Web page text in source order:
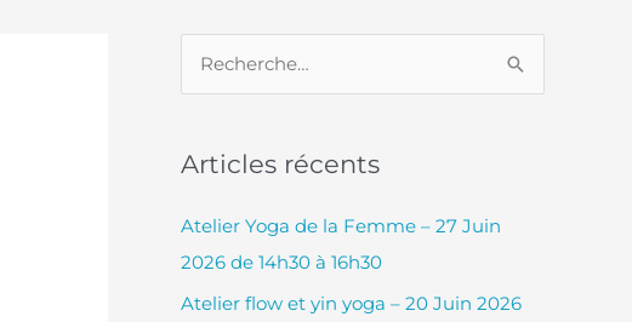
h
e
r
Articles récents
Atelier Yoga de la Femme – 27 Juin
2026 de 14h30 à 16h30
Atelier flow et yin yoga – 20 Juin 2026